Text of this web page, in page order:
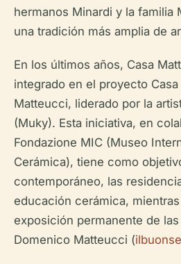
hermanos Minardi y la familia
una tradición más amplia de
En los últimos años, Casa
integrado en el proyecto Casa
Matteucci, liderado por la
(Muky). Esta iniciativa, en
Fondazione MIC (Museo
Cerámica), tiene como
contemporáneo, las
educación cerámica,
exposición permanente de
Domenico Matteucci (